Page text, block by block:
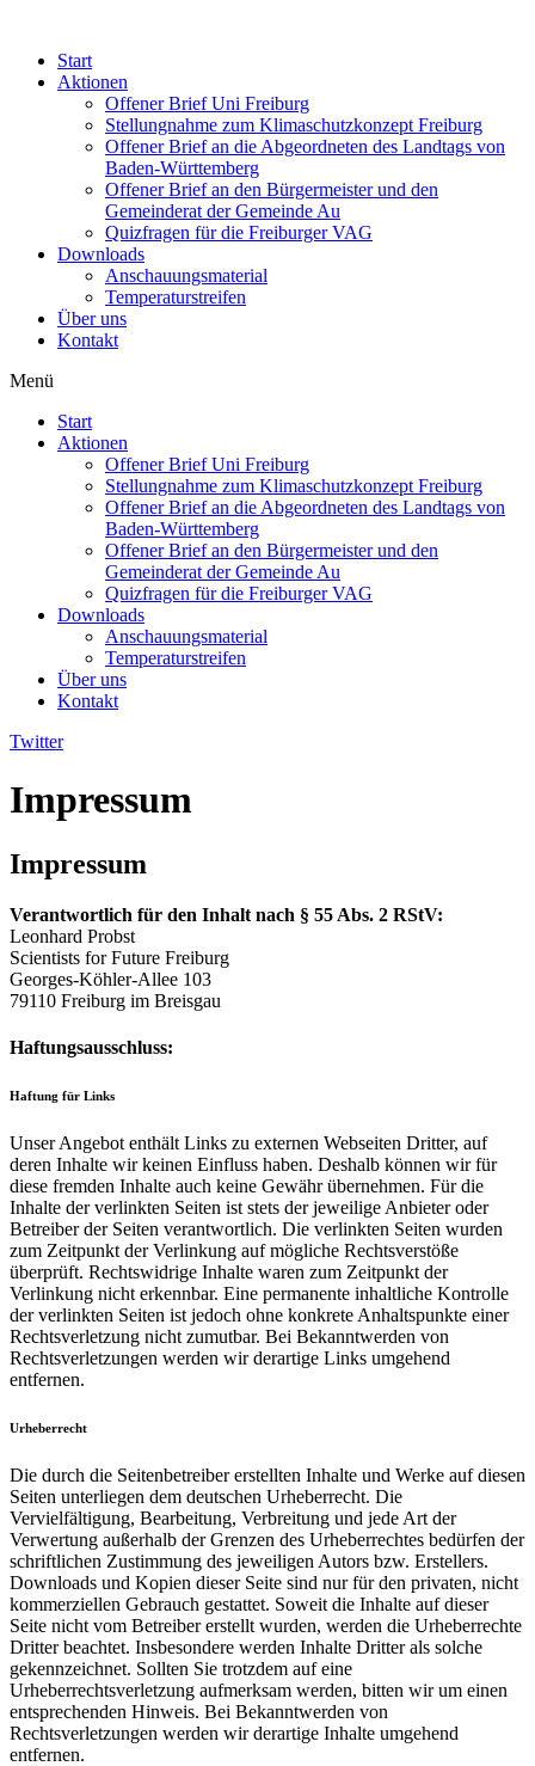
Start
Aktionen
Offener Brief Uni Freiburg
Stellungnahme zum Klimaschutzkonzept Freiburg
Offener Brief an die Abgeordneten des Landtags von
Baden-Württemberg
Offener Brief an den Bürgermeister und den
Gemeinderat der Gemeinde Au​
Quizfragen für die Freiburger VAG
Downloads
Anschauungsmaterial
Temperaturstreifen
Über uns
Kontakt
Menü
Start
Aktionen
Offener Brief Uni Freiburg
Stellungnahme zum Klimaschutzkonzept Freiburg
Offener Brief an die Abgeordneten des Landtags von
Baden-Württemberg
Offener Brief an den Bürgermeister und den
Gemeinderat der Gemeinde Au​
Quizfragen für die Freiburger VAG
Downloads
Anschauungsmaterial
Temperaturstreifen
Über uns
Kontakt
Twitter
Impressum
Impressum
Verantwortlich für den Inhalt nach § 55 Abs. 2 RStV:
Leonhard Probst
Scientists for Future Freiburg
Georges-Köhler-Allee 103
79110 Freiburg im Breisgau
Haftungsausschluss:
Haftung für Links
Unser Angebot enthält Links zu externen Webseiten Dritter, auf
deren Inhalte wir keinen Einfluss haben. Deshalb können wir für
diese fremden Inhalte auch keine Gewähr übernehmen. Für die
Inhalte der verlinkten Seiten ist stets der jeweilige Anbieter oder
Betreiber der Seiten verantwortlich. Die verlinkten Seiten wurden
zum Zeitpunkt der Verlinkung auf mögliche Rechtsverstöße
überprüft. Rechtswidrige Inhalte waren zum Zeitpunkt der
Verlinkung nicht erkennbar. Eine permanente inhaltliche Kontrolle
der verlinkten Seiten ist jedoch ohne konkrete Anhaltspunkte einer
Rechtsverletzung nicht zumutbar. Bei Bekanntwerden von
Rechtsverletzungen werden wir derartige Links umgehend
entfernen.
Urheberrecht
Die durch die Seitenbetreiber erstellten Inhalte und Werke auf diesen
Seiten unterliegen dem deutschen Urheberrecht. Die
Vervielfältigung, Bearbeitung, Verbreitung und jede Art der
Verwertung außerhalb der Grenzen des Urheberrechtes bedürfen der
schriftlichen Zustimmung des jeweiligen Autors bzw. Erstellers.
Downloads und Kopien dieser Seite sind nur für den privaten, nicht
kommerziellen Gebrauch gestattet. Soweit die Inhalte auf dieser
Seite nicht vom Betreiber erstellt wurden, werden die Urheberrechte
Dritter beachtet. Insbesondere werden Inhalte Dritter als solche
gekennzeichnet. Sollten Sie trotzdem auf eine
Urheberrechtsverletzung aufmerksam werden, bitten wir um einen
entsprechenden Hinweis. Bei Bekanntwerden von
Rechtsverletzungen werden wir derartige Inhalte umgehend
entfernen.